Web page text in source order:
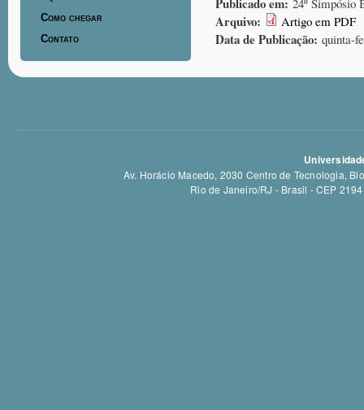
Como chegar
Contato
Publicado em: 24º Simpósio
Arquivo: Artigo em PDF
Data de Publicação: quinta-
Av. Horácio Macedo, 2030 Centro de Tecnologia,
Rio de Janeiro/RJ - Brasil - CEP